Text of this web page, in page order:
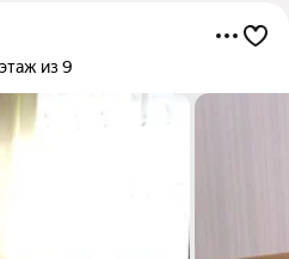
из 9